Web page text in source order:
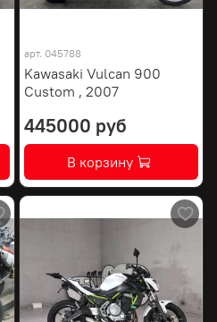
арт. 045788
Kawasaki Vulcan 900
Custom , 2007
445000 руб
В корзину